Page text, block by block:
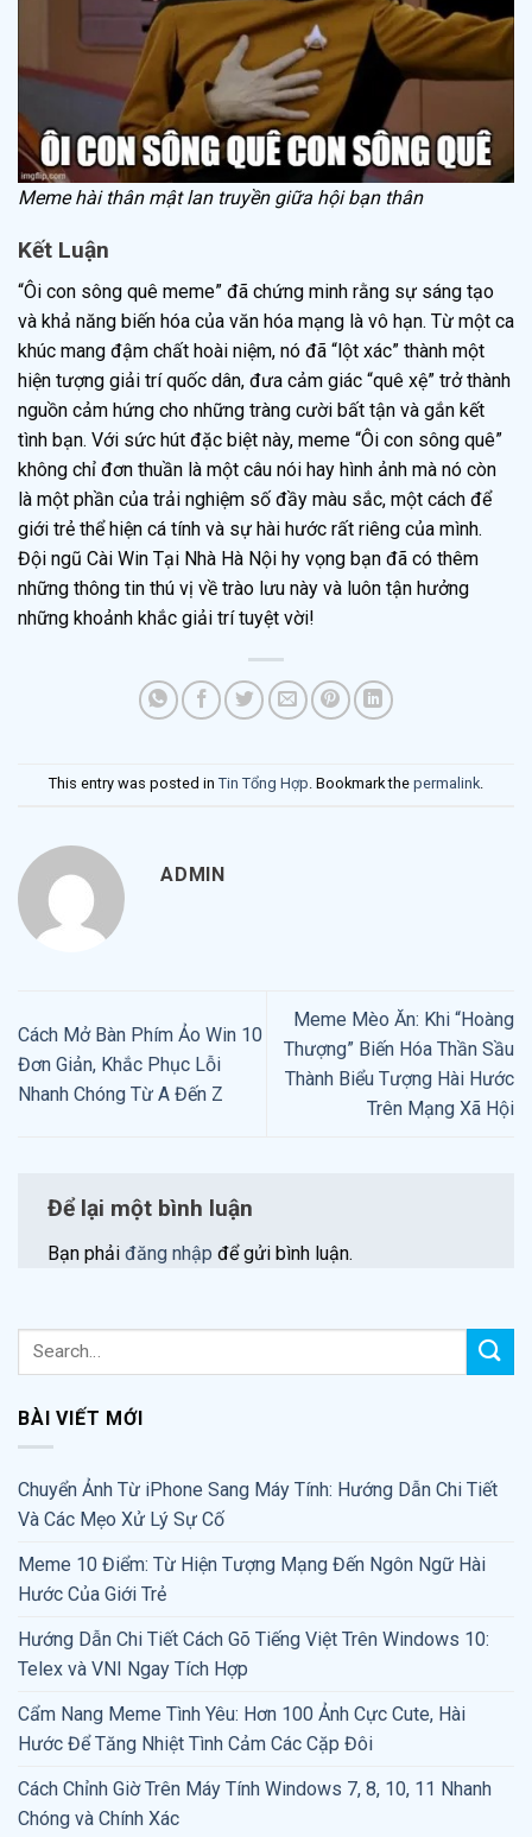
Meme hài thân mật lan truyền giữa hội bạn thân
Kết Luận
“Ôi con sông quê meme” đã chứng minh rằng sự sáng tạo
và khả năng biến hóa của văn hóa mạng là vô hạn. Từ một ca
khúc mang đậm chất hoài niệm, nó đã “lột xác” thành một
hiện tượng giải trí quốc dân, đưa cảm giác “quê xệ” trở thành
nguồn cảm hứng cho những tràng cười bất tận và gắn kết
tình bạn. Với sức hút đặc biệt này, meme “Ôi con sông quê”
không chỉ đơn thuần là một câu nói hay hình ảnh mà nó còn
là một phần của trải nghiệm số đầy màu sắc, một cách để
giới trẻ thể hiện cá tính và sự hài hước rất riêng của mình.
Đội ngũ Cài Win Tại Nhà Hà Nội hy vọng bạn đã có thêm
những thông tin thú vị về trào lưu này và luôn tận hưởng
những khoảnh khắc giải trí tuyệt vời!
This entry was posted in Tin Tổng Hợp. Bookmark the permalink.
ADMIN
Cách Mở Bàn Phím Ảo Win 10
Đơn Giản, Khắc Phục Lỗi
Nhanh Chóng Từ A Đến Z
Meme Mèo Ăn: Khi “Hoàng
Thượng” Biến Hóa Thần Sầu
Thành Biểu Tượng Hài Hước
Trên Mạng Xã Hội
Để lại một bình luận
Bạn phải đăng nhập để gửi bình luận.
BÀI VIẾT MỚI
Chuyển Ảnh Từ iPhone Sang Máy Tính: Hướng Dẫn Chi Tiết
Và Các Mẹo Xử Lý Sự Cố
Meme 10 Điểm: Từ Hiện Tượng Mạng Đến Ngôn Ngữ Hài
Hước Của Giới Trẻ
Hướng Dẫn Chi Tiết Cách Gõ Tiếng Việt Trên Windows 10:
Telex và VNI Ngay Tích Hợp
Cẩm Nang Meme Tình Yêu: Hơn 100 Ảnh Cực Cute, Hài
Hước Để Tăng Nhiệt Tình Cảm Các Cặp Đôi
Cách Chỉnh Giờ Trên Máy Tính Windows 7, 8, 10, 11 Nhanh
Chóng và Chính Xác